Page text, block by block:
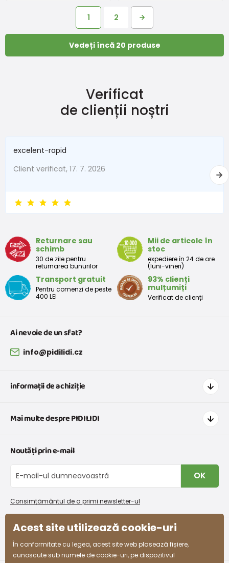
1 2
Vedeți încă 20 produse
Verificat
de clienții noștri
excelent-rapid
Client verificat, 17. 7. 2026
Returnare sau
schimb
30 de zile pentru
returnarea bunurilor
Mii de articole în
stoc
expediere în 24 de ore
(luni-vineri)
Transport gratuit
Pentru comenzi de peste
400 LEI
93% clienți
mulțumiți
Verificat de clienți
Ai nevoie de un sfat?
info@pidilidi.cz
informații de achiziție
Transport și plată
Retururi și reclamații
Schimb sau returnare gratuită
Procedura de reclamații
Mai multe despre PIDILIDI
Despre noi
Blog
Program de afiliere
Colectarea bunurilor
Noutăți prin e-mail
OK
Consimțământul de a primi newsletter-ul
Acest site utilizează cookie-uri
În conformitate cu legea, acest site web plasează fișiere,
cunoscute sub numele de cookie-uri, pe dispozitivul